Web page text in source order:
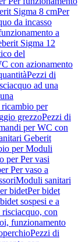
Sigma 8 cmPer
da incasso
a
Sigma 12
del
con azionamento
Pezzi di
ad una
per
grezzoPezzi di
per WC con
Geberit
per Moduli
per Per vasi
Per vaso a
Moduli sanitari
bidetPer bidet
sospesi e a
con
funzionamento
Pezzi di